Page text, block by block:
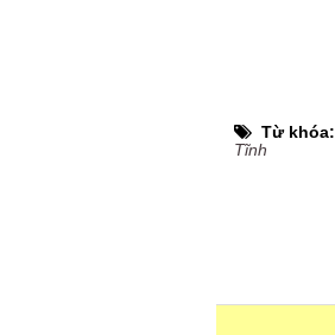
Từ khóa:
Tĩnh